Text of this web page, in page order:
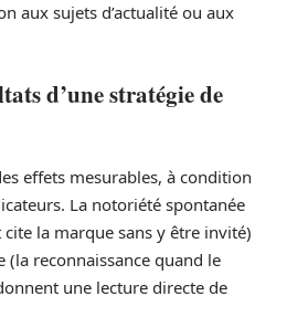
aux sujets d’actualité ou aux
d’une stratégie de
effets mesurables, à condition
La notoriété spontanée
la marque sans y être invité)
(la reconnaissance quand le
une lecture directe de